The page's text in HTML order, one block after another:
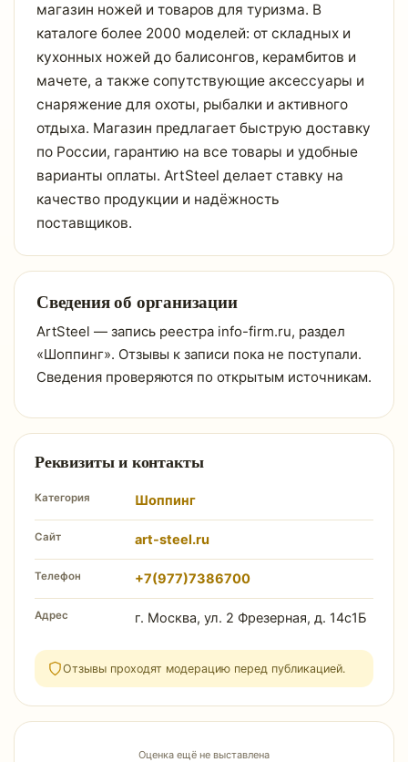
магазин ножей и товаров для туризма. В
каталоге более 2000 моделей: от складных и
кухонных ножей до балисонгов, керамбитов и
мачете, а также сопутствующие аксессуары и
снаряжение для охоты, рыбалки и активного
отдыха. Магазин предлагает быструю доставку
по России, гарантию на все товары и удобные
варианты оплаты. ArtSteel делает ставку на
качество продукции и надёжность
поставщиков.
Сведения об организации
ArtSteel — запись реестра info-firm.ru, раздел
«Шоппинг». Отзывы к записи пока не поступали.
Сведения проверяются по открытым источникам.
Реквизиты и контакты
Категория Шоппинг
Сайт art-steel.ru
Телефон +7(977)7386700
Адрес г. Москва, ул. 2 Фрезерная, д. 14с1Б
Отзывы проходят модерацию перед публикацией.
Оценка ещё не выставлена